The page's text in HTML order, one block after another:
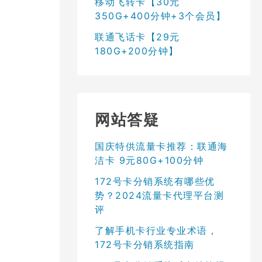
350G+400分钟+3个会员】
联通飞话卡【29元
180G+200分钟】
网站答疑
国庆特供流量卡推荐：联通海
洁卡 9元80G+100分钟
172号卡分销系统有哪些优
势？2024流量卡代理平台测
评
了解手机卡行业专业术语，
172号卡分销系统指南